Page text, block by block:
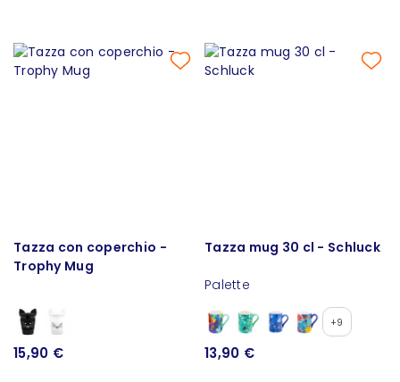
Tazza con coperchio -
Trophy Mug
15,90 €
Tazza mug 30 cl - Schluck
Palette
+9
13,90 €